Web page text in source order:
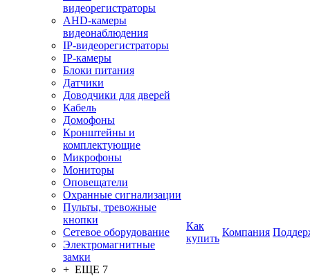
видеорегистраторы
AHD-камеры
видеонаблюдения
IP-видеорегистраторы
IP-камеры
Блоки питания
Датчики
Доводчики для дверей
Кабель
Домофоны
Кронштейны и
комплектующие
Микрофоны
Мониторы
Оповещатели
Охранные сигнализации
Пульты, тревожные
кнопки
Сетевое оборудование
Электромагнитные
замки
+ ЕЩЕ 7
Как
купить
Компания